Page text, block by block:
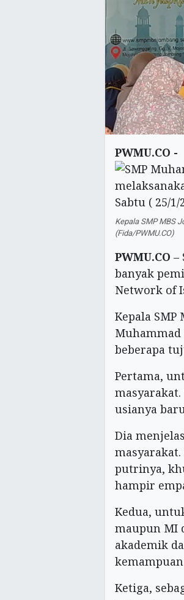
PWMU.CO -
Kepala SMP MBS
(Fida/PWMU.CO)
PWMU.CO –
banyak
Network of
Kepala
beberapa
Pertama,
usianya
Dia
putrinya,
hampir
Kedua,
maupun MI
akademik
Ketiga,